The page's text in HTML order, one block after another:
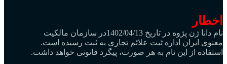
اخطار
نام دانا ژن پژوه در تاریخ 1402/04/13در سازمان مالکیت
معنوی ایران اداره ثبت علائم تجاری به ثبت رسیده است.
استفاده از این نام به هر صورت، پیگرد قانونی خواهد داشت.